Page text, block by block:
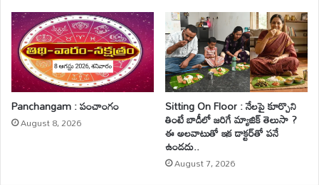
Panchangam : పంచాంగం
August 8, 2026
Sitting On Floor : నేలపై కూర్చొని
తింటే బాడీలో జరిగే మ్యాజిక్ తెలుసా ?
ఈ అలవాటుతో ఇక డాక్టర్‌తో పనే
ఉండదు..
August 7, 2026